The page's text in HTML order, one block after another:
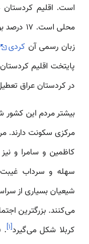
محلی
زبان رسمی آن کردی
پایتخت اقلیم
در کردستان عراق
بیشتر مردم این کشور
مرکزی سکونت دارند.
کاظمین و سامرا و
سهله و سرداب
شیعیان بسیاری از
می‌کنند. بزرگترین
کربلا شکل می‌گیرد[۱]
.